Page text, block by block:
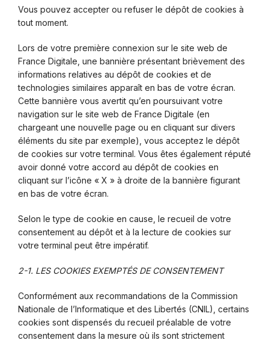
Vous pouvez accepter ou refuser le dépôt de cookies à
tout moment.
Lors de votre première connexion sur le site web de
France Digitale, une bannière présentant brièvement des
informations relatives au dépôt de cookies et de
technologies similaires apparaît en bas de votre écran.
Cette bannière vous avertit qu’en poursuivant votre
navigation sur le site web de France Digitale (en
chargeant une nouvelle page ou en cliquant sur divers
éléments du site par exemple), vous acceptez le dépôt
de cookies sur votre terminal. Vous êtes également réputé
avoir donné votre accord au dépôt de cookies en
cliquant sur l’icône « X » à droite de la bannière figurant
en bas de votre écran.
Selon le type de cookie en cause, le recueil de votre
consentement au dépôt et à la lecture de cookies sur
votre terminal peut être impératif.
2-1. LES COOKIES EXEMPTÉS DE CONSENTEMENT
Conformément aux recommandations de la Commission
Nationale de l’Informatique et des Libertés (CNIL), certains
cookies sont dispensés du recueil préalable de votre
consentement dans la mesure où ils sont strictement